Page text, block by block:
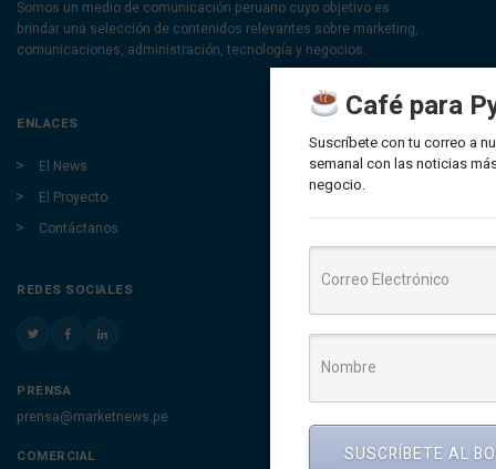
Somos un medio de comunicación peruano cuyo objetivo es
brindar una selección de contenidos relevantes sobre marketing,
comunicaciones, administración, tecnología y negocios.
ENLACES
El News
El Proyecto
Contáctanos
REDES SOCIALES
PRENSA
prensa@marketnews.pe
COMERCIAL
Café para
Suscríbete con tu correo a
semanal con las noticias
negocio.
SUSCRÍBETE AL